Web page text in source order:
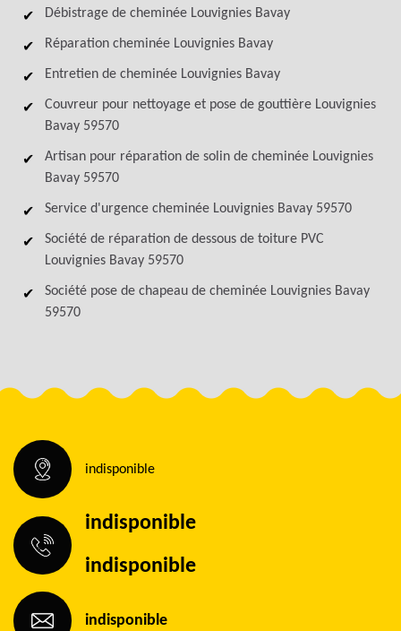
Débistrage de cheminée Louvignies Bavay
Réparation cheminée Louvignies Bavay
Entretien de cheminée Louvignies Bavay
Couvreur pour nettoyage et pose de gouttière Louvignies
Bavay 59570
Artisan pour réparation de solin de cheminée Louvignies
Bavay 59570
Service d'urgence cheminée Louvignies Bavay 59570
Société de réparation de dessous de toiture PVC
Louvignies Bavay 59570
Société pose de chapeau de cheminée Louvignies Bavay
59570
indisponible
indisponible
indisponible
indisponible